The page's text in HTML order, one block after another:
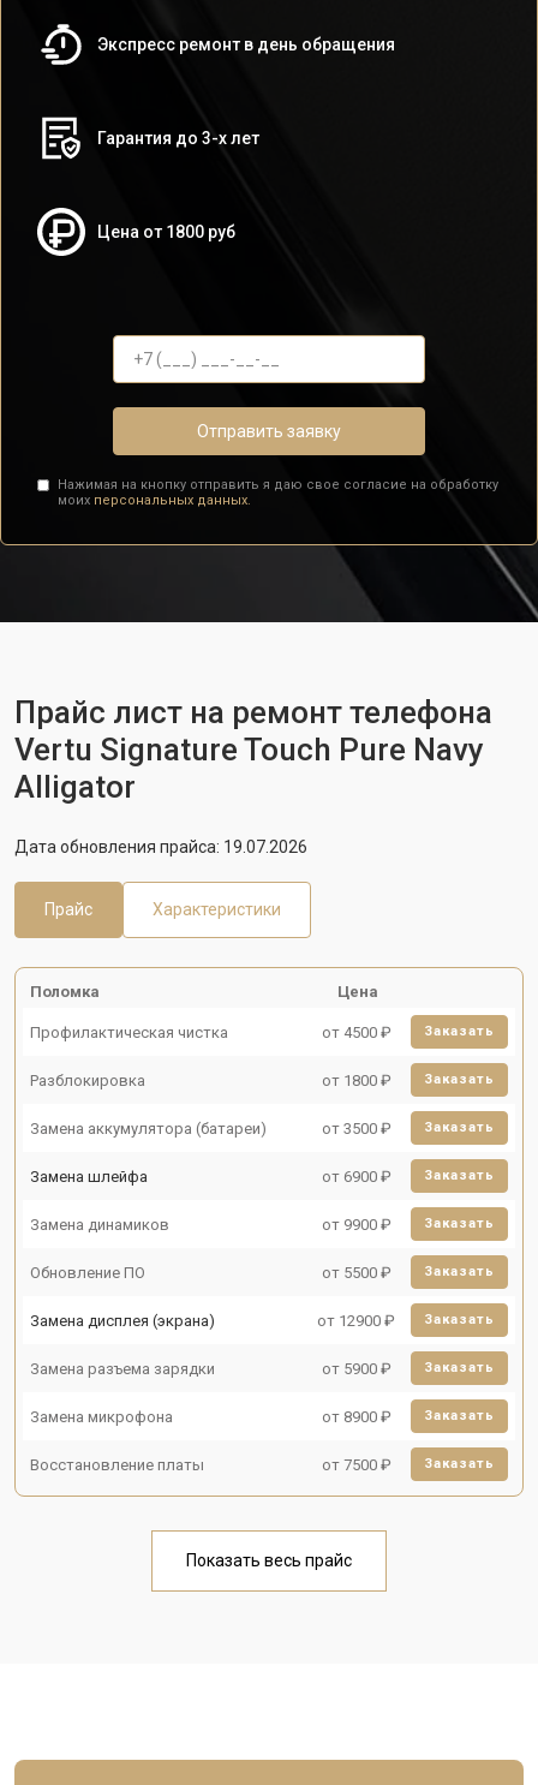
Экспресс ремонт в день обращения
Гарантия до 3-х лет
Цена от 1800 руб
Отправить заявку
Нажимая на кнопку отправить я даю свое согласие на обработку
моих персональных данных.
Прайс лист на ремонт телефона
Vertu Signature Touch Pure Navy
Alligator
Дата обновления прайса: 19.07.2026
Прайс Характеристики
Поломка Цена
Профилактическая чистка от 4500 ₽ Заказать
Разблокировка от 1800 ₽ Заказать
Замена аккумулятора (батареи) от 3500 ₽ Заказать
Замена шлейфа от 6900 ₽ Заказать
Замена динамиков от 9900 ₽ Заказать
Обновление ПО от 5500 ₽ Заказать
Замена дисплея (экрана) от 12900 ₽ Заказать
Замена разъема зарядки от 5900 ₽ Заказать
Замена микрофона от 8900 ₽ Заказать
Восстановление платы от 7500 ₽ Заказать
Показать весь прайс